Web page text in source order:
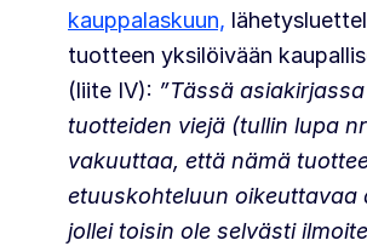
kauppalaskuun,
tuotteen yksilöivään
(liite IV): ”Tässä
tuotteiden viejä (tullin lupa
vakuuttaa, että nämä
etuuskohteluun oikeuttavaa
jollei toisin ole selvästi